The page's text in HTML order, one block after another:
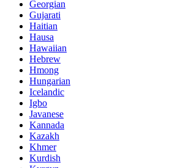
Georgian
Gujarati
Haitian
Hausa
Hawaiian
Hebrew
Hmong
Hungarian
Icelandic
Igbo
Javanese
Kannada
Kazakh
Khmer
Kurdish